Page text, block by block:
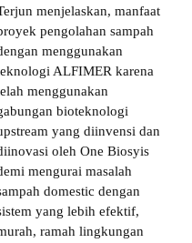
menjelaskan, manfaat
pengolahan sampah
menggunakan
ALFIMER karena
menggunakan
bioteknologi
yang diinvensi dan
oleh One Biosyis
mengurai masalah
domestic dengan
yang lebih efektif,
ramah lingkungan